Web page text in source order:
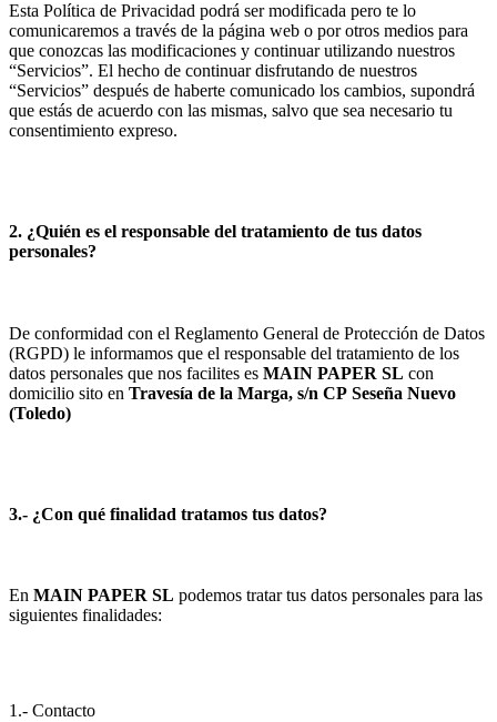
Esta Política de Privacidad podrá ser modificada pero te lo
comunicaremos a través de la página web o por otros medios para
que conozcas las modificaciones y continuar utilizando nuestros
“Servicios”. El hecho de continuar disfrutando de nuestros
“Servicios” después de haberte comunicado los cambios, supondrá
que estás de acuerdo con las mismas, salvo que sea necesario tu
consentimiento expreso.
2. ¿Quién es el responsable del tratamiento de tus datos
personales?
De conformidad con el Reglamento General de Protección de Datos
(RGPD) le informamos que el responsable del tratamiento de los
datos personales que nos facilites es MAIN PAPER SL con
domicilio sito en Travesía de la Marga, s/n CP Seseña Nuevo
(Toledo)
3.- ¿Con qué finalidad tratamos tus datos?
En MAIN PAPER SL podemos tratar tus datos personales para las
siguientes finalidades:
1.- Contacto